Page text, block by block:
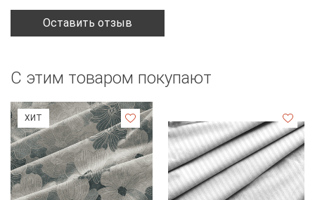
Оставить отзыв
С этим товаром покупают
ХИТ